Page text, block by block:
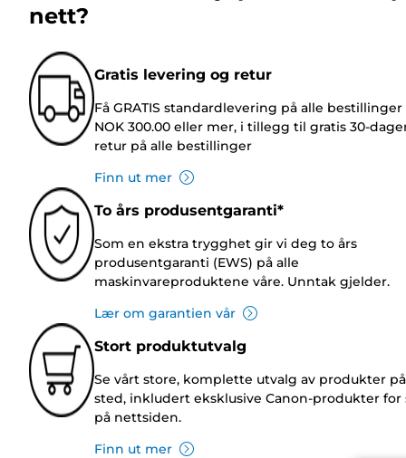
nett?
Gratis levering og retur
Få GRATIS standardlevering på alle bestillinger
NOK 300.00 eller mer, i tillegg til gratis 30-
retur på alle bestillinger
Finn ut mer
To års produsentgaranti*
Som en ekstra trygghet gir vi deg to års
produsentgaranti (EWS) på alle
maskinvareproduktene våre. Unntak gjelder.
Lær om garantien vår
Stort produktutvalg
Se vårt store, komplette utvalg av produkter
sted, inkludert eksklusive Canon-produkter for
på nettsiden.
Finn ut mer